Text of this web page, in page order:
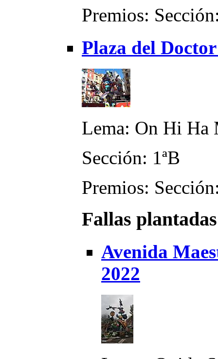
Premios:
Plaza del
Lema: On Hi Ha
Sección: 1ªB
Premios:
Fallas
Avenida
2022